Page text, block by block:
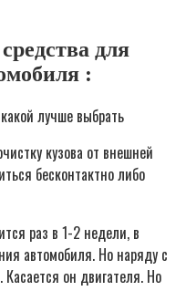
для
:
кузова от внешней
бесконтактно либо
раз в 1-2 недели, в
автомобиля. Но наряду с
он двигателя. Но